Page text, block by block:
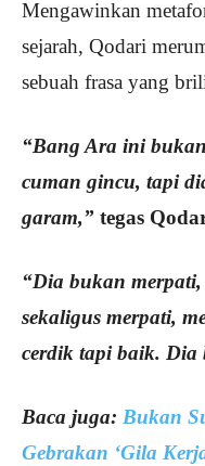
Mengawinkan
sejarah, Qodari
sebuah frasa yang
“Bang Ara ini
cuman gincu, tapi
garam,” tegas
“Dia bukan
sekaligus merpati,
cerdik tapi baik. Dia
Baca juga: Bukan
Gebrakan ‘Gila